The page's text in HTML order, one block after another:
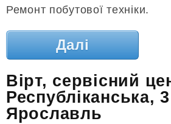
Ремонт побутової техніки.
Далі
Вірт, сервісний
Республіканська,
Ярославль